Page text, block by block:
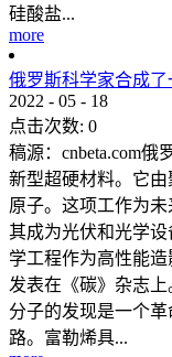
硅酸盐...
more
俄罗斯科学家合成
2022 - 05 - 18
点击次数: 0
稿源：cnbeta.com
新型超硬材料。它
原子。这项工作为
其成为光伏和光学
学工程作为高性能
发表在《碳》杂志
分子的发现是一个
路。富勒烯具...